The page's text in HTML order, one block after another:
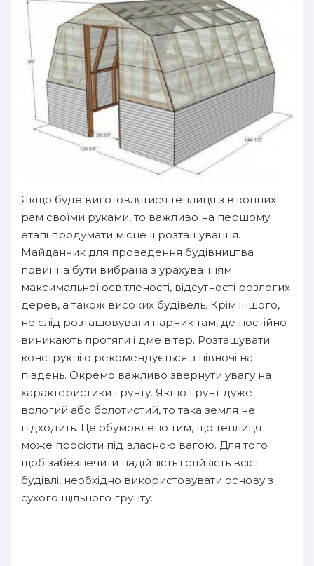
Якщо буде виготовлятися теплиця з віконних
рам своїми руками, то важливо на першому
етапі продумати місце її розташування.
Майданчик для проведення будівництва
повинна бути вибрана з урахуванням
максимальної освітленості, відсутності розлогих
дерев, а також високих будівель. Крім іншого,
не слід розташовувати парник там, де постійно
виникають протяги і дме вітер. Розташувати
конструкцію рекомендується з півночі на
південь. Окремо важливо звернути увагу на
характеристики грунту. Якщо грунт дуже
вологий або болотистий, то така земля не
підходить. Це обумовлено тим, що теплиця
може просісти під власною вагою. Для того
щоб забезпечити надійність і стійкість всієї
будівлі, необхідно використовувати основу з
сухого щільного грунту.